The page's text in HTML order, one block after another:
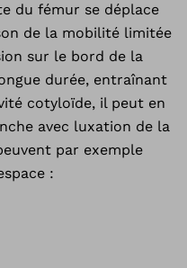
du fémur se déplace
de la mobilité limitée
sur le bord de la
durée, entraînant
cotyloïde, il peut en
avec luxation de la
par exemple
: